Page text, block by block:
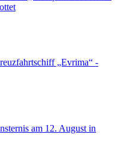
„Evrima“ -
am 12. August in